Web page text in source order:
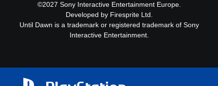
©2027 Sony Interactive Entertainment Europe.
Developed by Firesprite Ltd.
Until Dawn is a trademark or registered trademark of Sony
Interactive Entertainment.